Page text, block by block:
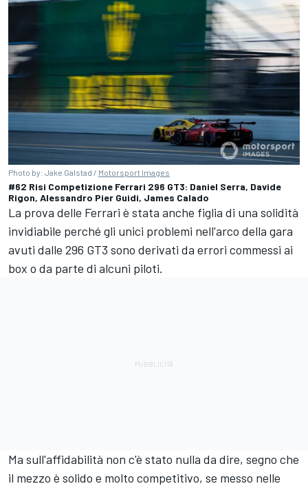
Photo by: Jake Galstad / Motorsport Images
#62 Risi Competizione Ferrari 296 GT3: Daniel Serra, Davide
Rigon, Alessandro Pier Guidi, James Calado
La prova delle Ferrari è stata anche figlia di una solidità
invidiabile perché gli unici problemi nell'arco della gara
avuti dalle 296 GT3 sono derivati da errori commessi ai
box o da parte di alcuni piloti.
Ma sull'affidabilità non c'è stato nulla da dire, segno che
il mezzo è solido e molto competitivo, se messo nelle